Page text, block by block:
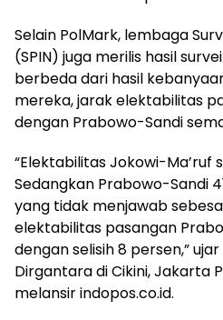
Selain PolMark, lembaga
(SPIN) juga merilis hasil
berbeda dari hasil
mereka, jarak elektabilitas
dengan Prabowo-Sandi
“Elektabilitas Jokowi-Ma’ruf
Sedangkan Prabowo-Sandi
yang tidak menjawab
elektabilitas pasangan
dengan selisih 8 persen,”
Dirgantara di Cikini, Jakarta
melansir indopos.co.id.